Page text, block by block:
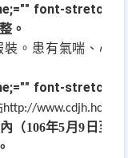
font-
。
。患有氣喘、心
font-
http://
（106年5月9 日至
。